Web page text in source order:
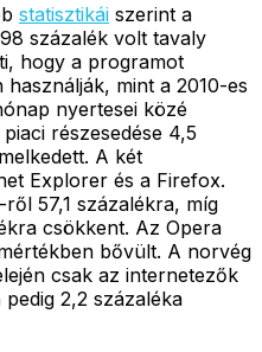
statisztikái szerint a
százalék volt tavaly
hogy a programot
mint a 2010-es
nyertesei közé
részesedése 4,5
A két
Explorer és a Firefox.
ről 57,1 százalékra, míg
csökkent. Az Opera
bővült. A norvég
csak az internetezők
2,2 százaléka